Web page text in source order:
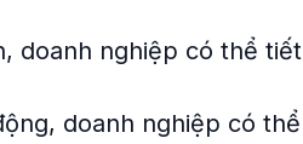
doanh nghiệp có thể tiết
doanh nghiệp có thể